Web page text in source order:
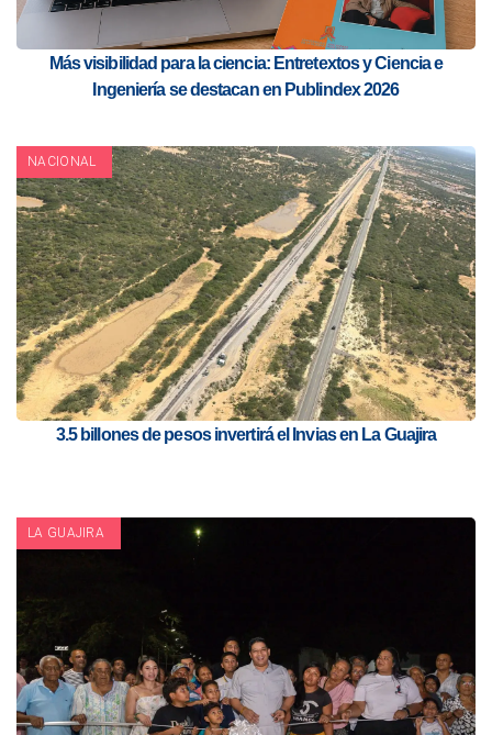
Más visibilidad para la ciencia: Entretextos y Ciencia e
Ingeniería se destacan en Publindex 2026
NACIONAL
3.5 billones de pesos invertirá el Invias en La Guajira
LA GUAJIRA